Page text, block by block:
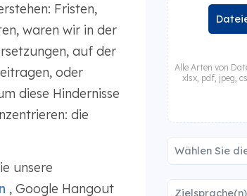
Fristen,
waren wir in der
auf der
oder
diese Hindernisse
die
unsere
, Google Hangout
Alle Arten von
xlsx, pdf, jpeg,
Wählen Sie